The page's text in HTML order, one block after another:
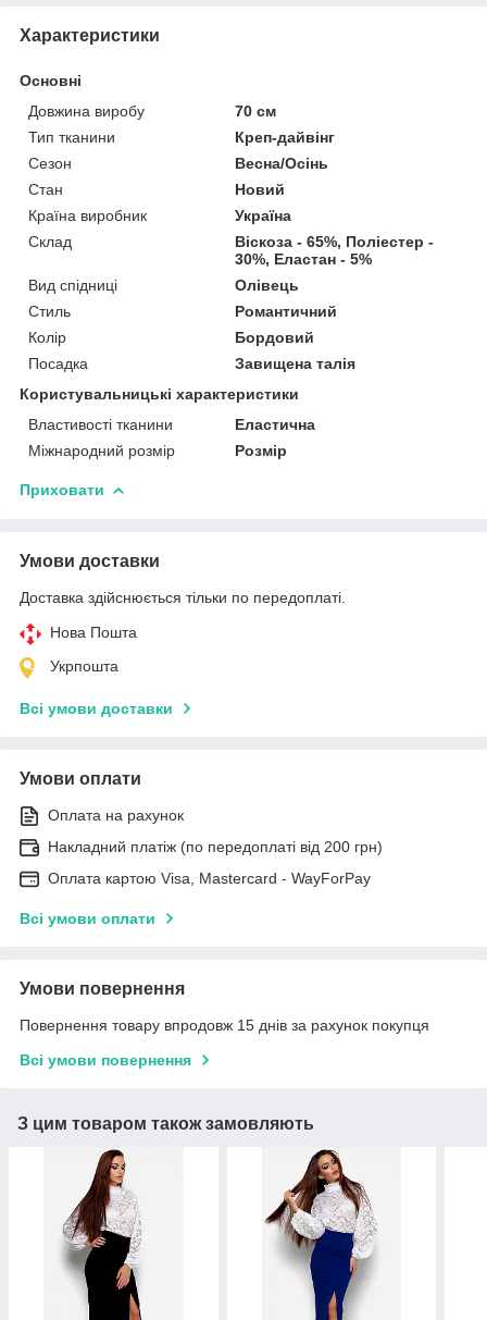
Характеристики
Основні
Довжина виробу
70 см
Тип тканини
Креп-дайвінг
Сезон
Весна/Осінь
Стан
Новий
Країна виробник
Україна
Склад
Віскоза - 65%, Поліестер -
30%, Еластан - 5%
Вид спідниці
Олівець
Стиль
Романтичний
Колір
Бордовий
Посадка
Завищена талія
Користувальницькі характеристики
Властивості тканини
Еластична
Міжнародний розмір
Розмір
Приховати
Умови доставки
Доставка здійснюється тільки по передоплаті.
Нова Пошта
Укрпошта
Всі умови доставки
Умови оплати
Оплата на рахунок
Накладний платіж (по передоплаті від 200 грн)
Оплата картою Visa, Mastercard - WayForPay
Всі умови оплати
Умови повернення
Повернення товару впродовж 15 днів за рахунок покупця
Всі умови повернення
З цим товаром також замовляють